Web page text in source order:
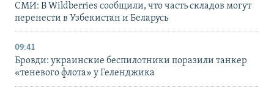
СМИ: В Wildberries сообщили, что часть складов могут
перенести в Узбекистан и Беларусь
09:41
Бровди: украинские беспилотники поразили танкер
«теневого флота» у Геленджика